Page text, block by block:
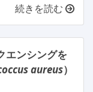
続きを読む
エンシングを
aureus）